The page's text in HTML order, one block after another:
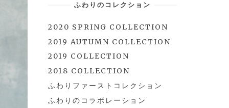
ふわりのコレクション
2020 SPRING COLLECTION
2019 AUTUMN COLLECTION
2019 COLLECTION
2018 COLLECTION
ふわりファーストコレクション
ふわりのコラボレーション